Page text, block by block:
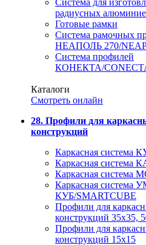
Система для
радиусных
Готовые рамки
Система рамочных
НЕАПОЛЬ 270/
Система профилей
КОНЕКТА/
Каталоги
Смотреть онлайн
28. Профили для
конструкций
Каркасная система
Каркасная система
Каркасная система
Каркасная система
КУБ/SMARTCUBE
Профили для
конструкций 35x35,
Профили для
конструкций 15х15